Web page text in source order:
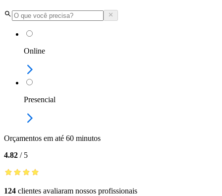
Online
Presencial
Orçamentos em até 60 minutos
4.82 / 5
124 clientes avaliaram nossos profissionais